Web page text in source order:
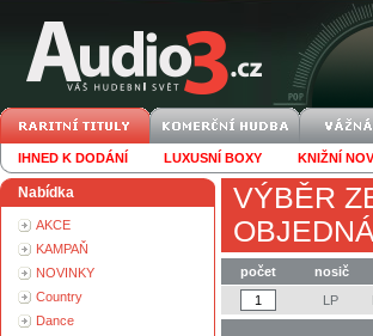
IHNED K DODÁNÍ LUXUSNÍ BOXY KNIŽNÍ
Nabídka
AKCE
KAMPAŇ
NOVINKY
Country
Dance
VÝBĚR
počet nosič
LP